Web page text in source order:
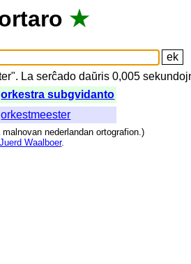
★
La serĉado daŭris 0,005
orkestra subgvidanto
orkestmeester
malnovan nederlandan ortografion.)
Juerd Waalboer.